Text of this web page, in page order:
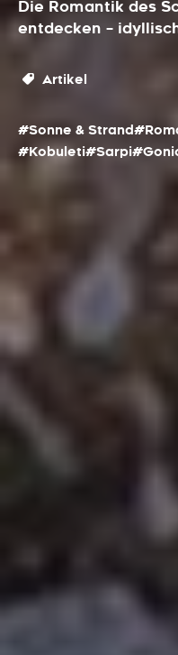
Die Romantik des
entdecken –
Artikel
#Sonne & Strand
#Kobuleti#Sarpi